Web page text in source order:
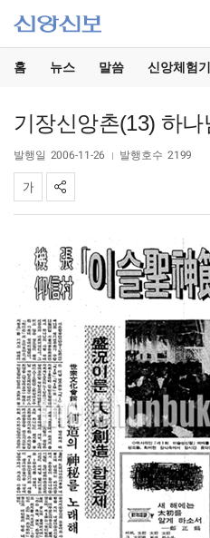
홈 뉴스 말씀 신앙체험기
기장신앙촌(13) 하
발행일 2006-11-26 발행호수 2199